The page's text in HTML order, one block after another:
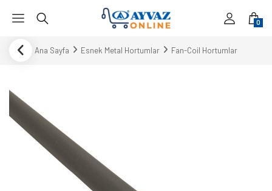
0
Ana Sayfa Esnek Metal Hortumlar Fan-Coil Hortumlar